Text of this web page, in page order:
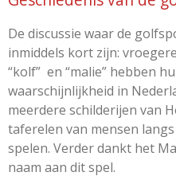
De discussie waar de
inmiddels kort zijn:
“kolf” en “malie” hebben
waarschijnlijkheid in
meerdere schilderijen van
taferelen van mensen
spelen. Verder dankt het
naam aan dit spel.